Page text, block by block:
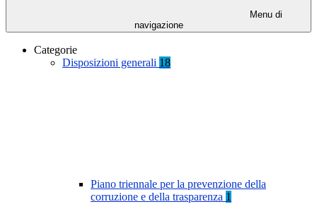
Menu di
navigazione
Categorie
Disposizioni generali 18
Piano triennale per la prevenzione della
corruzione e della trasparenza 1